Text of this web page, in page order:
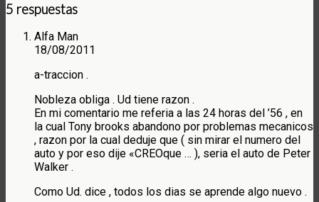
5 respuestas
Alfa Man
18/08/2011
a-traccion .
Nobleza obliga . Ud tiene razon .
En mi comentario me referia a las 24 horas del ’56 , en
la cual Tony brooks abandono por problemas mecanicos
, razon por la cual deduje que ( sin mirar el numero del
auto y por eso dije «CREOque … ), seria el auto de Peter
Walker .
Como Ud. dice , todos los dias se aprende algo nuevo .